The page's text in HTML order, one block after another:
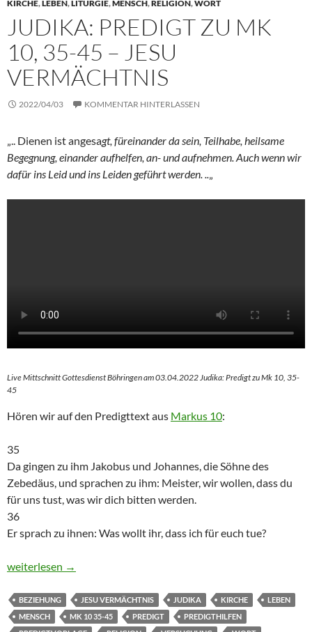
KIRCHE,LEBEN,LITURGIE,MENSCH,RELIGION,WORT
JUDIKA: PREDIGT ZU MK
10, 35-45 – JESU
VERMÄCHTNIS
2022/04/03 KOMMENTAR HINTERLASSEN
„.. Dienen ist angesagt, füreinander da sein, Teilhabe, heilsame
Begegnung, einander aufhelfen, an- und aufnehmen. Auch wenn wir
dafür ins Leid und ins Leiden geführt werden. ..
Live Mittschnitt Gottesdienst Böhringen am 03.04.2022 Judika: Predigt zu Mk 10, 35-
45
Hören wir auf den Predigttext aus Markus 10:
35
Da gingen zu ihm Jakobus und Johannes, die Söhne des
Zebedäus, und sprachen zu ihm: Meister, wir wollen, dass du
für uns tust, was wir dich bitten werden.
36
Er sprach zu ihnen: Was wollt ihr, dass ich für euch tue?
Judika: Predigt zu Mk 10, 35-45 – Jesu Vermächtnis
weiterlesen →
BEZIEHUNG JESU VERMÄCHTNIS JUDIKA KIRCHE
LEBEN
MENSCH
MK 10 35-45 PREDIGT
PREDIGTHILFEN